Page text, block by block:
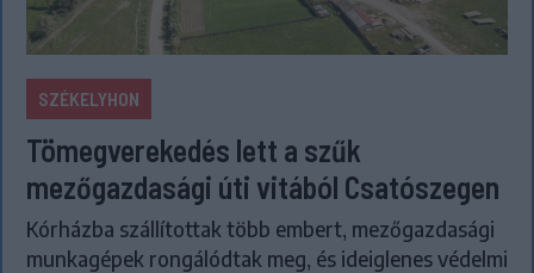
SZÉKELYHON
Tömegverekedés lett a szűk
mezőgazdasági úti vitából Csatószegen
Kórházba szállítottak több embert, mezőgazdasági
munkagépek rongálódtak meg, és ideiglenes védelmi